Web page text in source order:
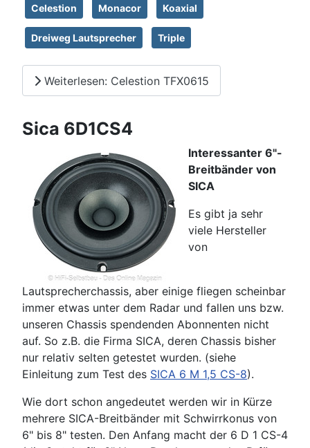
Celestion Monacor Koaxial
Dreiweg Lautsprecher Triple
Weiterlesen: Celestion TFX0615
Sica 6D1CS4
Interessanter 6"-
Breitbänder von
SICA
Es gibt ja sehr
viele Hersteller
von
Lautsprecherchassis, aber einige fliegen scheinbar
immer etwas unter dem Radar und fallen uns bzw.
unseren Chassis spendenden Abonnenten nicht
auf. So z.B. die Firma SICA, deren Chassis bisher
nur relativ selten getestet wurden. (siehe
Einleitung zum Test des SICA 6 M 1,5 CS-8).
Wie dort schon angedeutet werden wir in Kürze
mehrere SICA-Breitbänder mit Schwirrkonus von
6" bis 8" testen. Den Anfang macht der 6 D 1 CS-4